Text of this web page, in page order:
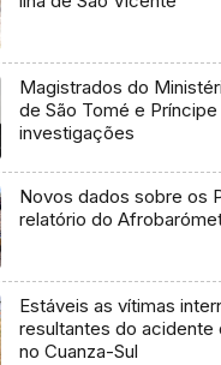
Magistrados do
de São Tomé e
investigações
Novos dados sobre os
relatório do
Estáveis as vítimas
resultantes do acidente
no Cuanza-Sul